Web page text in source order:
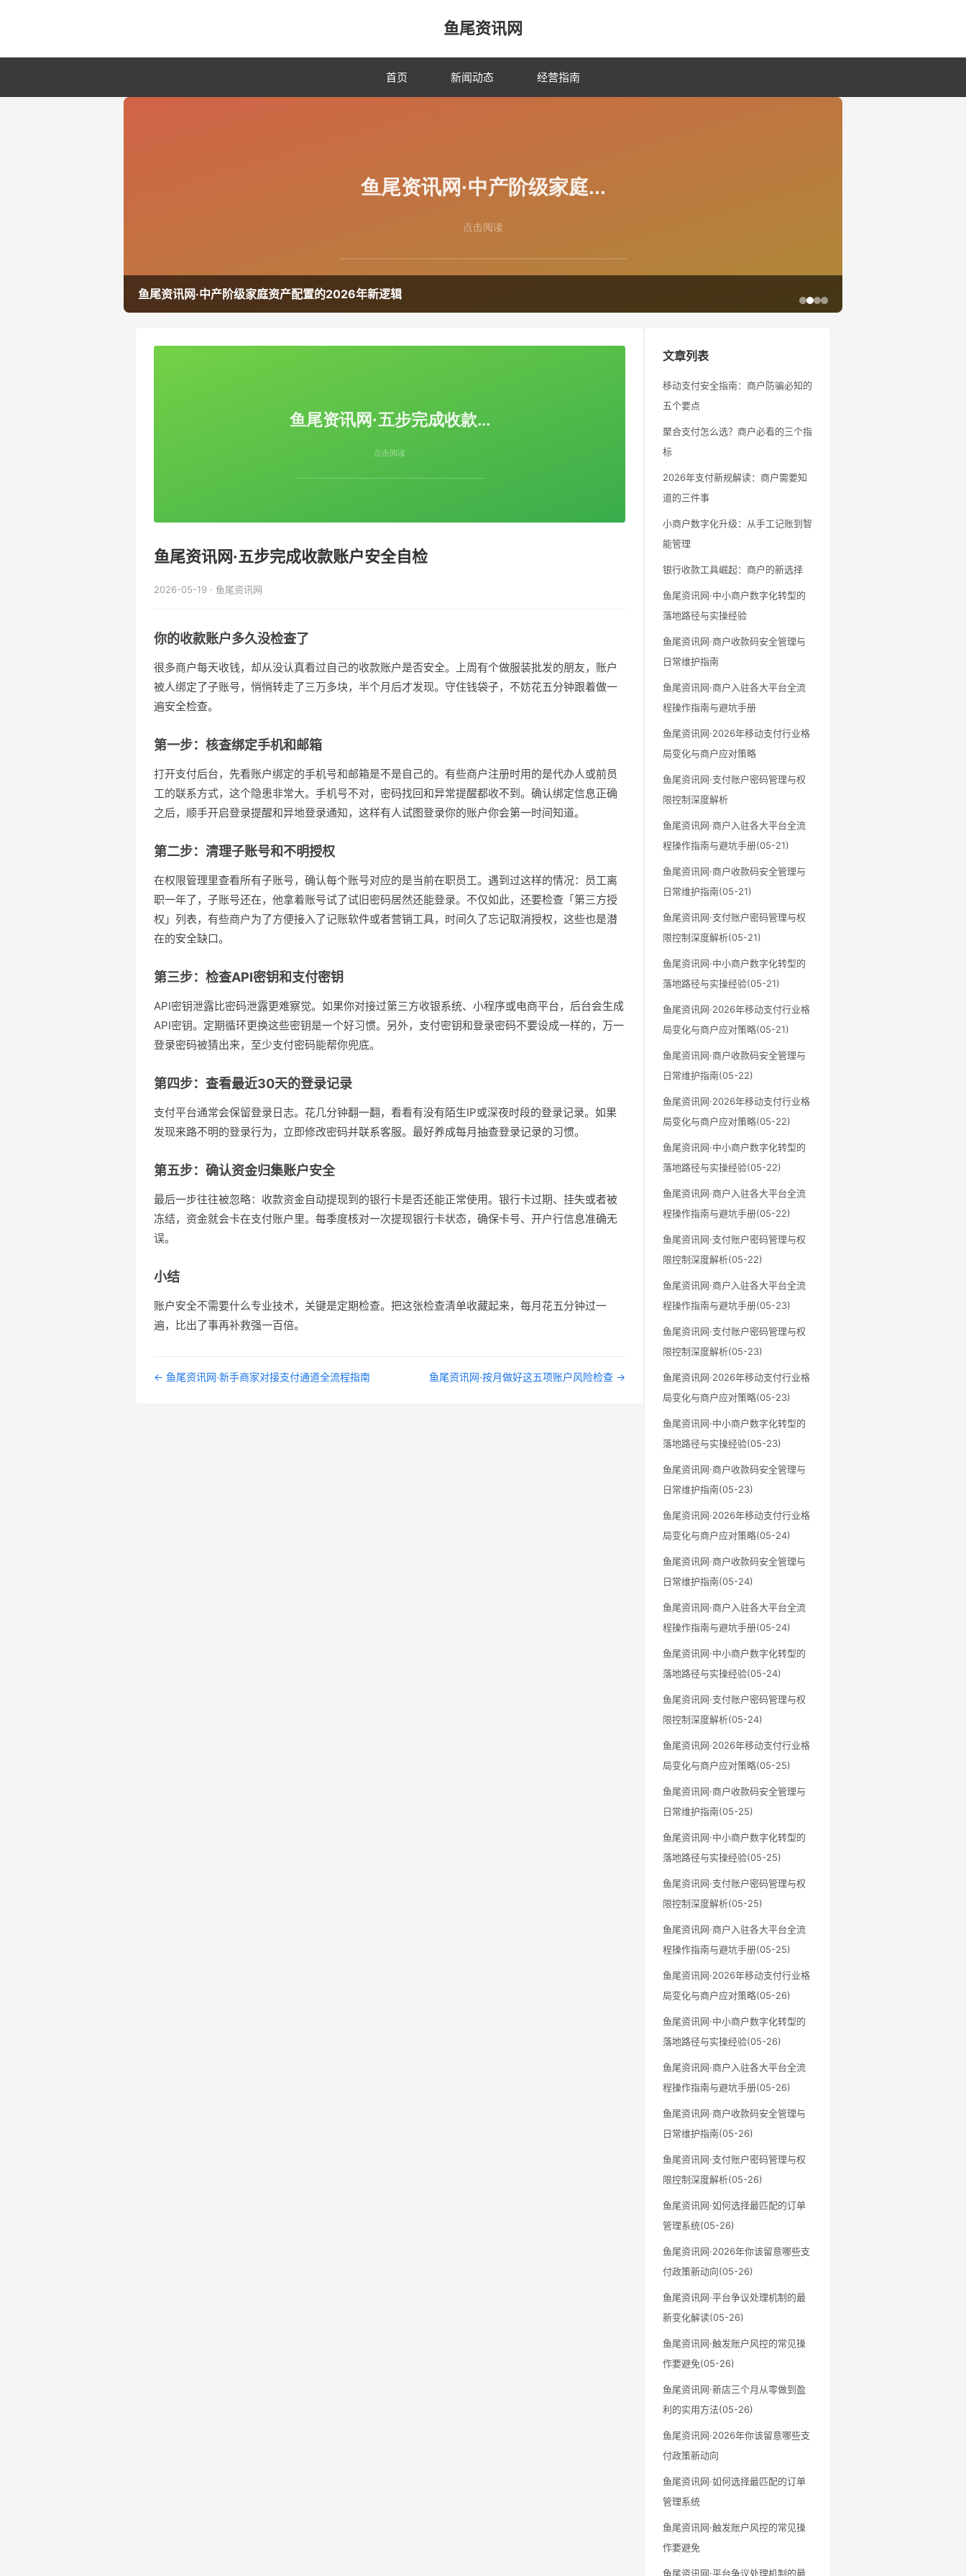
鱼尾资讯网
首页 新闻动态 经营指南
鱼尾资讯网·中产阶级家庭资产配置的2026年新逻辑
鱼尾资讯网·五步完成收款账户安全自检
2026-05-19 · 鱼尾资讯网
你的收款账户多久没检查了
很多商户每天收钱，却从没认真看过自己的收款账户是否安全。上周有个做服装批发的朋友，账户
被人绑定了子账号，悄悄转走了三万多块，半个月后才发现。守住钱袋子，不妨花五分钟跟着做一
遍安全检查。
第一步：核查绑定手机和邮箱
打开支付后台，先看账户绑定的手机号和邮箱是不是自己的。有些商户注册时用的是代办人或前员
工的联系方式，这个隐患非常大。手机号不对，密码找回和异常提醒都收不到。确认绑定信息正确
之后，顺手开启登录提醒和异地登录通知，这样有人试图登录你的账户你会第一时间知道。
第二步：清理子账号和不明授权
在权限管理里查看所有子账号，确认每个账号对应的是当前在职员工。遇到过这样的情况：员工离
职一年了，子账号还在，他拿着账号试了试旧密码居然还能登录。不仅如此，还要检查「第三方授
权」列表，有些商户为了方便接入了记账软件或者营销工具，时间久了忘记取消授权，这些也是潜
在的安全缺口。
第三步：检查API密钥和支付密钥
API密钥泄露比密码泄露更难察觉。如果你对接过第三方收银系统、小程序或电商平台，后台会生成
API密钥。定期循环更换这些密钥是一个好习惯。另外，支付密钥和登录密码不要设成一样的，万一
登录密码被猜出来，至少支付密码能帮你兜底。
第四步：查看最近30天的登录记录
支付平台通常会保留登录日志。花几分钟翻一翻，看看有没有陌生IP或深夜时段的登录记录。如果
发现来路不明的登录行为，立即修改密码并联系客服。最好养成每月抽查登录记录的习惯。
第五步：确认资金归集账户安全
最后一步往往被忽略：收款资金自动提现到的银行卡是否还能正常使用。银行卡过期、挂失或者被
冻结，资金就会卡在支付账户里。每季度核对一次提现银行卡状态，确保卡号、开户行信息准确无
误。
小结
账户安全不需要什么专业技术，关键是定期检查。把这张检查清单收藏起来，每月花五分钟过一
遍，比出了事再补救强一百倍。
← 鱼尾资讯网·新手商家对接支付通道全流程指南 鱼尾资讯网·按月做好这五项账户风险检查 →
文章列表
移动支付安全指南：商户防骗必知的
五个要点
聚合支付怎么选？商户必看的三个指
标
2026年支付新规解读：商户需要知
道的三件事
小商户数字化升级：从手工记账到智
能管理
银行收款工具崛起：商户的新选择
鱼尾资讯网·中小商户数字化转型的
落地路径与实操经验
鱼尾资讯网·商户收款码安全管理与
日常维护指南
鱼尾资讯网·商户入驻各大平台全流
程操作指南与避坑手册
鱼尾资讯网·2026年移动支付行业格
局变化与商户应对策略
鱼尾资讯网·支付账户密码管理与权
限控制深度解析
鱼尾资讯网·商户入驻各大平台全流
程操作指南与避坑手册(05-21)
鱼尾资讯网·商户收款码安全管理与
日常维护指南(05-21)
鱼尾资讯网·支付账户密码管理与权
限控制深度解析(05-21)
鱼尾资讯网·中小商户数字化转型的
落地路径与实操经验(05-21)
鱼尾资讯网·2026年移动支付行业格
局变化与商户应对策略(05-21)
鱼尾资讯网·商户收款码安全管理与
日常维护指南(05-22)
鱼尾资讯网·2026年移动支付行业格
局变化与商户应对策略(05-22)
鱼尾资讯网·中小商户数字化转型的
落地路径与实操经验(05-22)
鱼尾资讯网·商户入驻各大平台全流
程操作指南与避坑手册(05-22)
鱼尾资讯网·支付账户密码管理与权
限控制深度解析(05-22)
鱼尾资讯网·商户入驻各大平台全流
程操作指南与避坑手册(05-23)
鱼尾资讯网·支付账户密码管理与权
限控制深度解析(05-23)
鱼尾资讯网·2026年移动支付行业格
局变化与商户应对策略(05-23)
鱼尾资讯网·中小商户数字化转型的
落地路径与实操经验(05-23)
鱼尾资讯网·商户收款码安全管理与
日常维护指南(05-23)
鱼尾资讯网·2026年移动支付行业格
局变化与商户应对策略(05-24)
鱼尾资讯网·商户收款码安全管理与
日常维护指南(05-24)
鱼尾资讯网·商户入驻各大平台全流
程操作指南与避坑手册(05-24)
鱼尾资讯网·中小商户数字化转型的
落地路径与实操经验(05-24)
鱼尾资讯网·支付账户密码管理与权
限控制深度解析(05-24)
鱼尾资讯网·2026年移动支付行业格
局变化与商户应对策略(05-25)
鱼尾资讯网·商户收款码安全管理与
日常维护指南(05-25)
鱼尾资讯网·中小商户数字化转型的
落地路径与实操经验(05-25)
鱼尾资讯网·支付账户密码管理与权
限控制深度解析(05-25)
鱼尾资讯网·商户入驻各大平台全流
程操作指南与避坑手册(05-25)
鱼尾资讯网·2026年移动支付行业格
局变化与商户应对策略(05-26)
鱼尾资讯网·中小商户数字化转型的
落地路径与实操经验(05-26)
鱼尾资讯网·商户入驻各大平台全流
程操作指南与避坑手册(05-26)
鱼尾资讯网·商户收款码安全管理与
日常维护指南(05-26)
鱼尾资讯网·支付账户密码管理与权
限控制深度解析(05-26)
鱼尾资讯网·如何选择最匹配的订单
管理系统(05-26)
鱼尾资讯网·2026年你该留意哪些支
付政策新动向(05-26)
鱼尾资讯网·平台争议处理机制的最
新变化解读(05-26)
鱼尾资讯网·触发账户风控的常见操
作要避免(05-26)
鱼尾资讯网·新店三个月从零做到盈
利的实用方法(05-26)
鱼尾资讯网·2026年你该留意哪些支
付政策新动向
鱼尾资讯网·如何选择最匹配的订单
管理系统
鱼尾资讯网·触发账户风控的常见操
作要避免
鱼尾资讯网·平台争议处理机制的最